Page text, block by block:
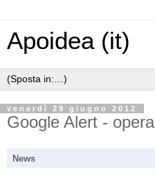
Apoidea (it)
venerdì 29 giugno 2012
Google Alert - opera
News